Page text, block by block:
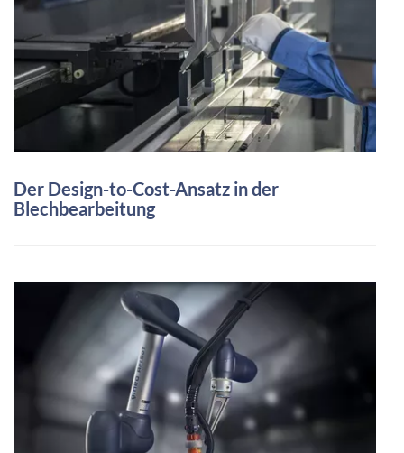
Der Design-to-Cost-Ansatz in der
Blechbearbeitung